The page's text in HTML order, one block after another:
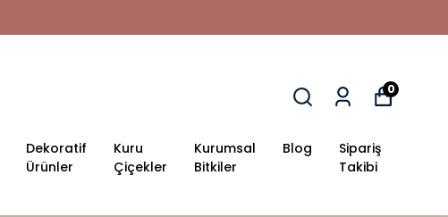
Dekoratif
Ürünler
Kuru
Çiçekler
Kurumsal
Bitkiler
Blog
Sipariş
Takibi
0